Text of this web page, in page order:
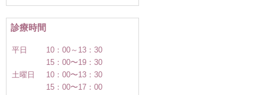
診療時間
平日
10：00～13：30
15：00〜19：30
土曜日
10：00〜13：30
15：00〜17：00